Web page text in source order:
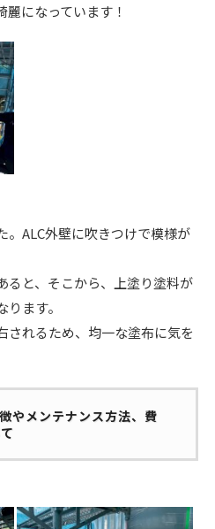
になっています！
。ALC外壁に吹きつけで模様が
ると、そこから、上塗り塗料が
ます。
されるため、均一な塗布に気を
やメンテナンス方法、費